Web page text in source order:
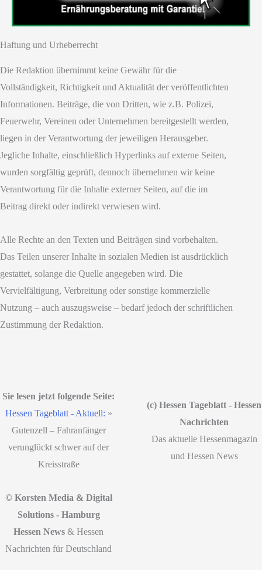
Haftung und Urheberrecht
Die Redaktion übernimmt keine Gewähr für die
Vollständigkeit, Richtigkeit und Aktualität der veröffentlichten
Informationen. Beiträge, die von Dritten, wie z.B. Polizei,
Feuerwehr, Vereinen oder Unternehmen bereitgestellt werden,
liegen in der Verantwortung der jeweiligen Herausgeber.
Jegliche Inhalte, einschließlich Hyperlinks auf externe Seiten,
wurden sorgfältig geprüft, dennoch übernehmen wir keine
Verantwortung für die Inhalte externer Seiten, auf die im
Beitrag direkt oder indirekt verwiesen wird.
Alle Rechte an den Texten und Beiträgen sind vorbehalten.
Das Teilen unserer Inhalte in sozialen Medien ist ausdrücklich
gestattet, solange die Quelle angegeben wird. Die
Vervielfältigung, Verbreitung oder sonstige kommerzielle
Nutzung – auch auszugsweise – bedarf jedoch der schriftlichen
Zustimmung der Redaktion.
Sie lesen jetzt folgende Seite:
Hessen Tageblatt - Aktuell: »
Gutenzell – Fahranfänger
verunglückt schwer auf der
Kreisstraße
(c) Hessen Tageblatt - Hessen
Nachrichten
Das aktuelle Hessenmagazin
und Hessen News
© Korsten Media & Digital
Solutions - Hamburg
Hessen News & Hessen
Nachrichten für Deutschland